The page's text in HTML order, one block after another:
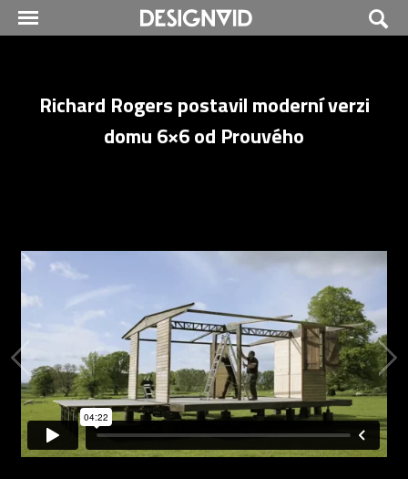
Richard Rogers postavil moderní verzi
domu 6×6 od Prouvého